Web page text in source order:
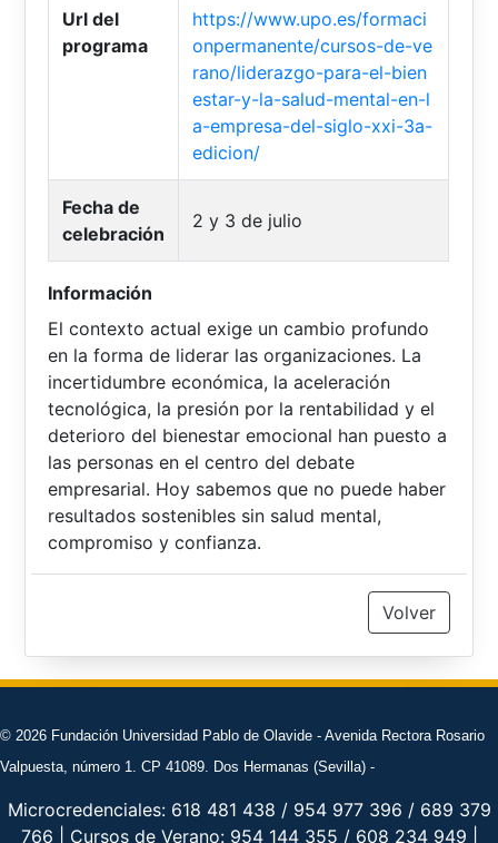
Url del
programa
https://www.upo.es/formaci
onpermanente/cursos-de-ve
rano/liderazgo-para-el-bien
estar-y-la-salud-mental-en-l
a-empresa-del-siglo-xxi-3a-
edicion/
Fecha de
celebración
2 y 3 de julio
Información
El contexto actual exige un cambio profundo
en la forma de liderar las organizaciones. La
incertidumbre económica, la aceleración
tecnológica, la presión por la rentabilidad y el
deterioro del bienestar emocional han puesto a
las personas en el centro del debate
empresarial. Hoy sabemos que no puede haber
resultados sostenibles sin salud mental,
compromiso y confianza.
Volver
© 2026 Fundación Universidad Pablo de Olavide - Avenida Rectora Rosario
Valpuesta, número 1. CP 41089. Dos Hermanas (Sevilla) -
Microcredenciales: 618 481 438 / 954 977 396 / 689 379
766 | Cursos de Verano: 954 144 355 / 608 234 949 |